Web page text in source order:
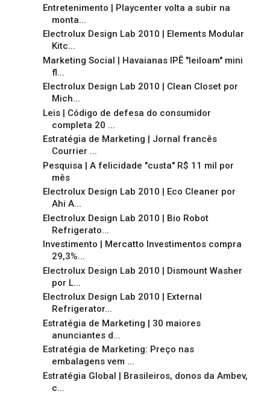
Entretenimento | Playcenter volta a subir na
monta...
Electrolux Design Lab 2010 | Elements Modular
Kitc...
Marketing Social | Havaianas IPÊ "leiloam" mini
fl...
Electrolux Design Lab 2010 | Clean Closet por
Mich...
Leis | Código de defesa do consumidor
completa 20 ...
Estratégia de Marketing | Jornal francês
Courrier ...
Pesquisa | A felicidade "custa" R$ 11 mil por
mês
Electrolux Design Lab 2010 | Eco Cleaner por
Ahi A...
Electrolux Design Lab 2010 | Bio Robot
Refrigerato...
Investimento | Mercatto Investimentos compra
29,3%...
Electrolux Design Lab 2010 | Dismount Washer
por L...
Electrolux Design Lab 2010 | External
Refrigerator...
Estratégia de Marketing | 30 maiores
anunciantes d...
Estratégia de Marketing: Preço nas
embalagens vem ...
Estratégia Global | Brasileiros, donos da Ambev,
c...